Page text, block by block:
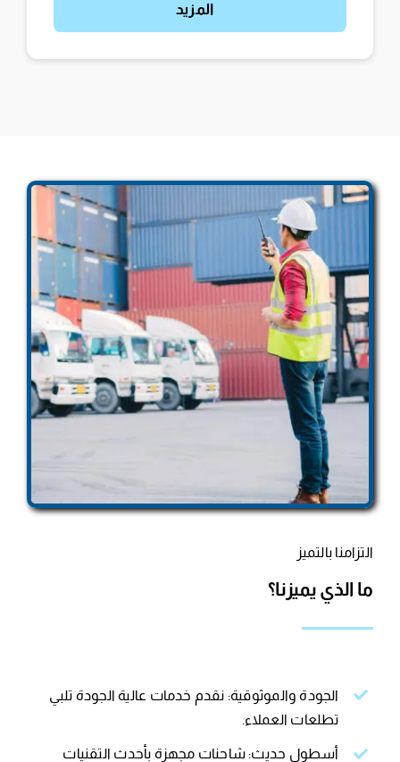
المزيد
التزامنا بالتميز
ما الذي يميزنا؟
الجودة والموثوقية: نقدم خدمات عالية الجودة تلبي
تطلعات العملاء.
أسطول حديث: شاحنات مجهزة بأحدث التقنيات